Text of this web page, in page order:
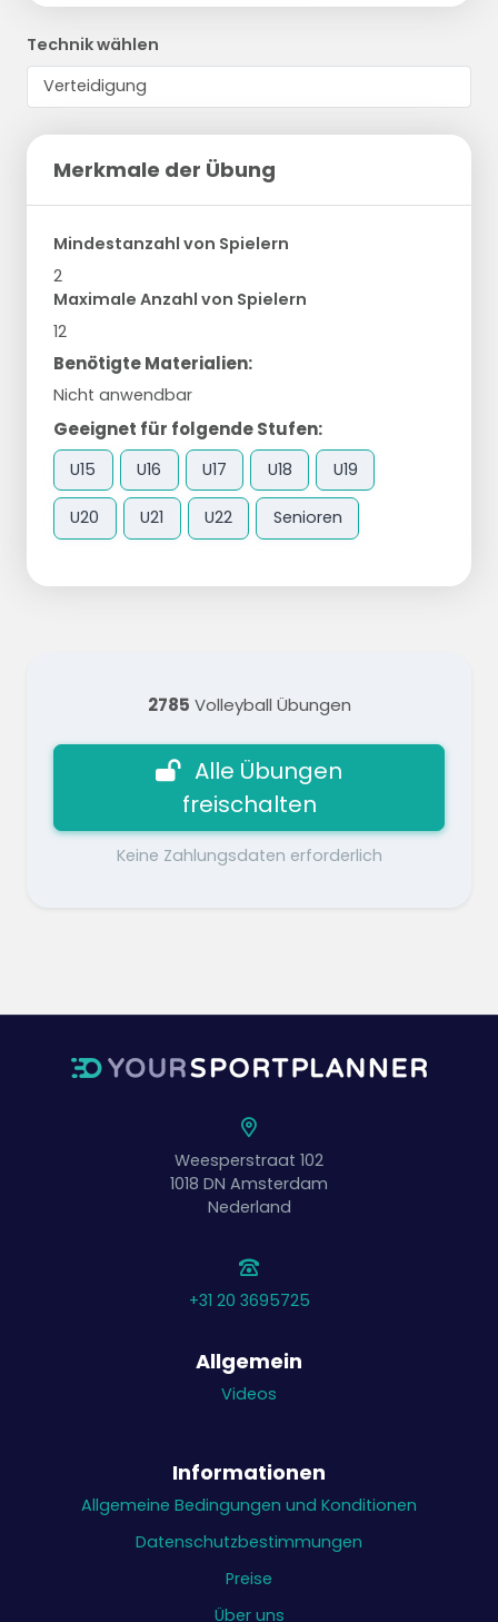
Technik wählen
Merkmale der Übung
Mindestanzahl von Spielern
2
Maximale Anzahl von Spielern
12
Benötigte Materialien:
Nicht anwendbar
Geeignet für folgende Stufen:
U15 U16 U17 U18 U19
U20 U21 U22 Senioren
2785 Volleyball Übungen
Alle Übungen
freischalten
Keine Zahlungsdaten erforderlich
Weesperstraat 102
1018 DN Amsterdam
Nederland
+31 20 3695725
Allgemein
Videos
Informationen
Allgemeine Bedingungen und Konditionen
Datenschutzbestimmungen
Preise
Über uns